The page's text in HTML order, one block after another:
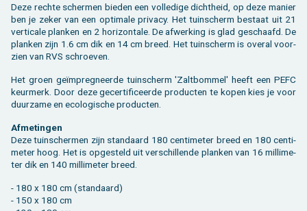
Deze rech­te scher­men bie­den een vol­le­di­ge dicht­heid, op deze ma­nier
ben je zeker van een op­ti­ma­le pri­va­cy. Het tuin­scherm be­staat uit 21
ver­ti­ca­le plan­ken en 2 ho­ri­zon­ta­le. De af­wer­king is glad ge­schaafd. De
plan­ken zijn 1.6 cm dik en 14 cm breed. Het tuin­scherm is over­al voor­
zien van RVS schroe­ven.
Het groen geïmpreg­neer­de tuin­scherm 'Zalt­bom­mel' heeft een PEFC
keur­merk. Door deze ge­cer­ti­fi­ceer­de pro­duc­ten te kopen kies je voor
duur­za­me en eco­lo­gi­sche pro­duc­ten.
Af­me­tin­gen
Deze tuin­scher­men zijn stan­daard 180 cen­ti­me­ter breed en 180 cen­ti­
me­ter hoog. Het is op­ge­steld uit ver­schil­len­de plan­ken van 16 mil­li­me­
ter dik en 140 mil­li­me­ter breed.
- 180 x 180 cm (stan­daard)
- 150 x 180 cm